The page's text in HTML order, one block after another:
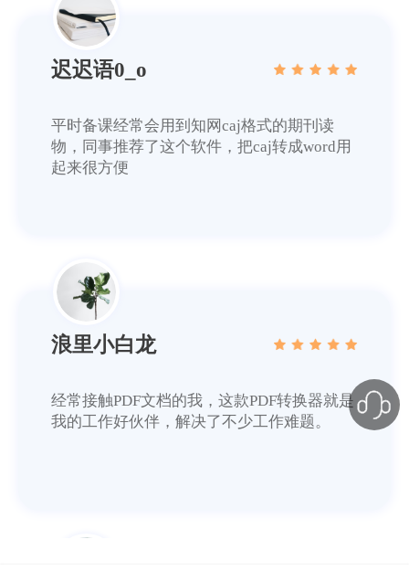
迟迟语0_o
平时备课经常会用到知网caj格式的期刊读
物，同事推荐了这个软件，把caj转成word用
起来很方便
浪里小白龙
经常接触PDF文档的我，这款PDF转换器就是
我的工作好伙伴，解决了不少工作难题。